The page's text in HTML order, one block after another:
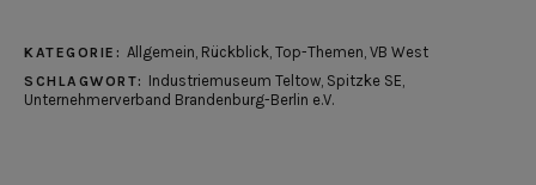
KATEGORIE: Allgemein, Rückblick, Top-Themen, VB West
SCHLAGWORT: Industriemuseum Teltow, Spitzke SE,
Unternehmerverband Brandenburg-Berlin e.V.